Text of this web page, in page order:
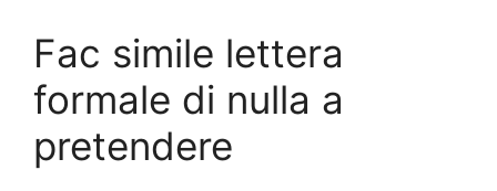
Fac simile lettera
formale di nulla a
pretendere